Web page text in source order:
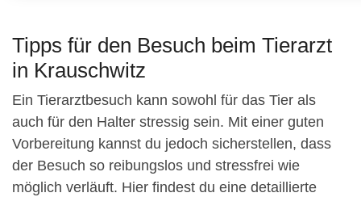
Tipps für den Besuch beim Tierarzt
in Krauschwitz
Ein Tierarztbesuch kann sowohl für das Tier als
auch für den Halter stressig sein. Mit einer guten
Vorbereitung kannst du jedoch sicherstellen, dass
der Besuch so reibungslos und stressfrei wie
möglich verläuft. Hier findest du eine detaillierte